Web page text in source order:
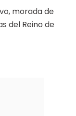
morada de
del Reino de